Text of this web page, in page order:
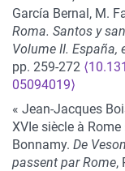
García Bernal, M.
Roma. Santos y
Volume II. España,
pp. 259-272
05094019⟩
« Jean-Jacques
XVIe siècle à
Bonnamy. De
passent par Rome,